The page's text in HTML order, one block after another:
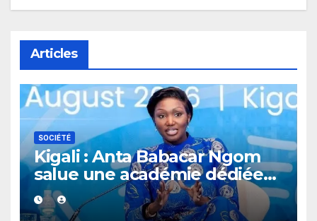
Articles
SOCIÉTÉ
Kigali : Anta Babacar Ngom
salue une académie dédiée
au leadership politique des
femmes africaines